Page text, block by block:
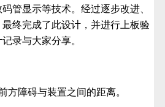
管显示等技术。经过逐步改进、
终完成了此设计，并进行上板验
录与大家分享。
方障碍与装置之间的距离。